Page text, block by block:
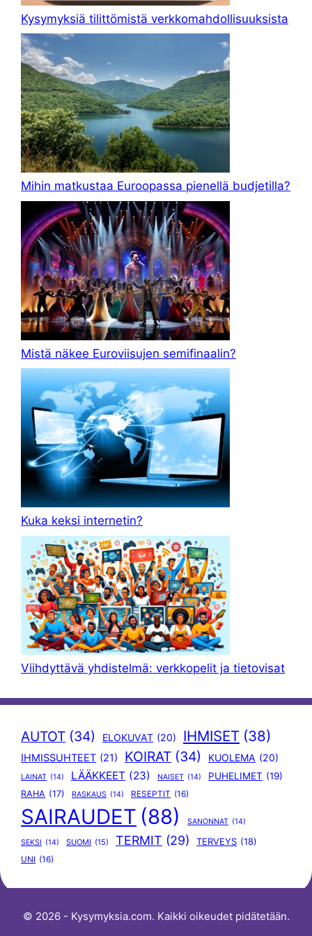
Kysymyksiä tilittömistä verkkomahdollisuuksista
Mihin matkustaa Euroopassa pienellä budjetilla?
Mistä näkee Euroviisujen semifinaalin?
Kuka keksi internetin?
Viihdyttävä yhdistelmä: verkkopelit ja tietovisat
AUTOT (34) ELOKUVAT (20) IHMISET (38)
IHMISSUHTEET (21) KOIRAT (34) KUOLEMA (20)
LAINAT (14) LÄÄKKEET (23) NAISET (14) PUHELIMET (19)
RAHA (17) RASKAUS (14) RESEPTIT (16)
SAIRAUDET (88) SANONNAT (14)
SEKSI (14) SUOMI (15) TERMIT (29) TERVEYS (18)
UNI (16)
© 2026 - Kysymyksia.com. Kaikki oikeudet pidätetään.